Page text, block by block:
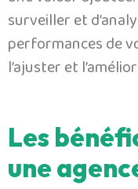
surveiller et
performances de
l’ajuster et
Les
une